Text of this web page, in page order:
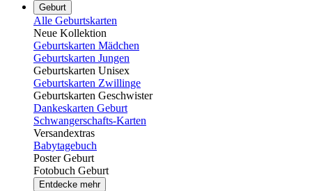
Geburt
Alle Geburtskarten
Neue Kollektion
Geburtskarten Mädchen
Geburtskarten Jungen
Geburtskarten Unisex
Geburtskarten Zwillinge
Geburtskarten Geschwister
Dankeskarten Geburt
Schwangerschafts-Karten
Versandextras
Babytagebuch
Poster Geburt
Fotobuch Geburt
Entdecke mehr